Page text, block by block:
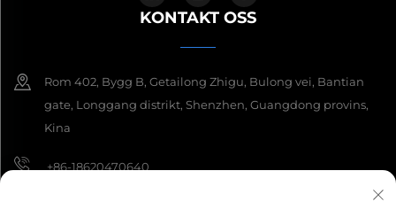
KONTAKT OSS
Rom 402, Bygg B, Getailong Zhigu, Bulong vei, Bantian
gate, Longgang distrikt, Shenzhen, Guangdong provins,
Kina
+86-18620470640